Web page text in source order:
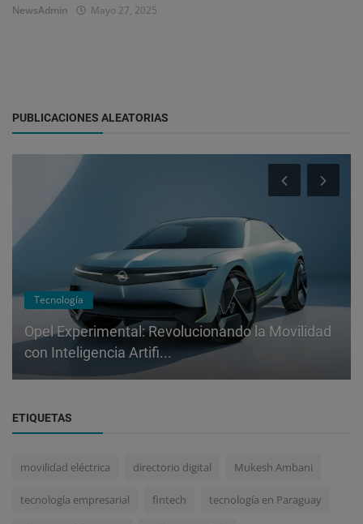
NewsAdmin Mayo 27, 2025
PUBLICACIONES ALEATORIAS
Tecnología
Opel Experimental: Revolucionando la Movilidad
con Inteligencia Artifi...
ETIQUETAS
movilidad eléctrica directorio digital Mukesh Ambani
tecnología empresarial fintech tecnología en Paraguay